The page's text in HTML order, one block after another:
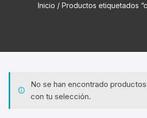
Inicio / Productos etiquetados
No se han encontrado
con tu selección.